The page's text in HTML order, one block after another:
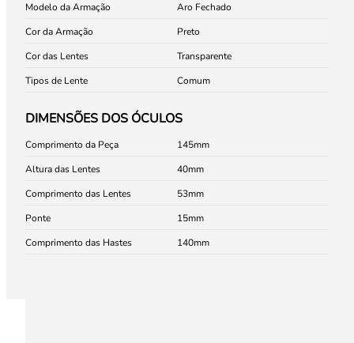
Modelo da Armação
Aro Fechado
Cor da Armação
Preto
Cor das Lentes
Transparente
Tipos de Lente
Comum
DIMENSÕES DOS ÓCULOS
Comprimento da Peça
145
Altura das Lentes
40
Comprimento das Lentes
53
Ponte
15
Comprimento das Hastes
140